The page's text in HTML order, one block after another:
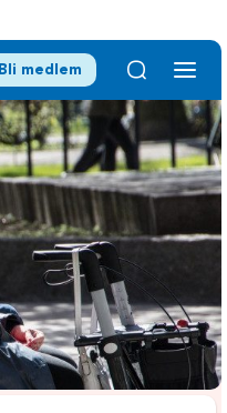
Bli medlem